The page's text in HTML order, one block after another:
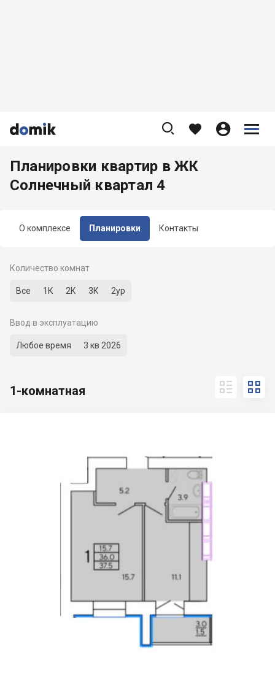


    


О комплексе Планировки Контакты
Планировки квартир в ЖК
Солнечный квартал 4
Количество комнат
Все 1К 2К 3К 2ур
Ввод в эксплуатацию
Любое время 3 кв 2026
1-комнатная  